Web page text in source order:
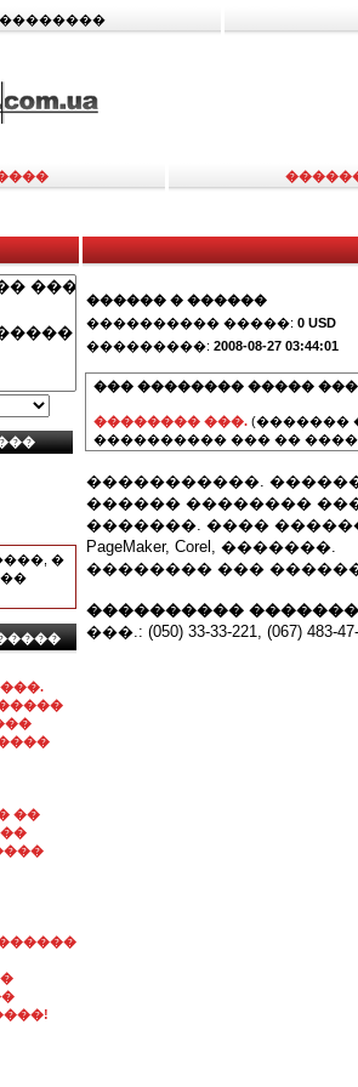
�
��
������ � ������
���������� �����: 0 USD
���������: 2008-08-27 03:44:01
��� �������� �����
�������� ���. (�������
���������� ��� ��
�����������.
������ ��������
�������. ����
PageMaker, Corel, �������.
�������� ���
����������
���.: (050) 33-33-221, (067) 483-